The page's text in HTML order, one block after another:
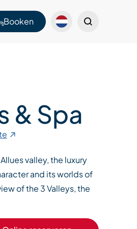
Booken
& Spa
valley, the luxury
and its worlds of
of the 3 Valleys, the